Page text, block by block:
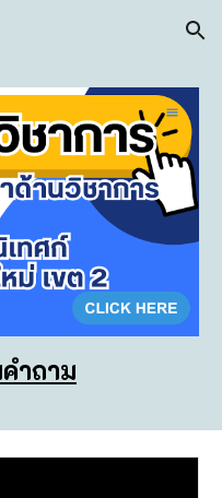
Skip to navigation
ำถาม